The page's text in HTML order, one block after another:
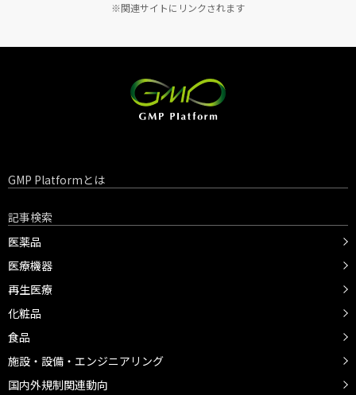
※関連サイトにリンクされます
GMP Platformとは
記事検索
医薬品
医療機器
再生医療
化粧品
食品
施設・設備・エンジニアリング
国内外規制関連動向